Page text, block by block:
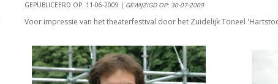
GEPUBLICEERD OP: 11-06-2009 | GEWIJZIGD OP: 30-07-2009
Voor impressie van het theaterfestival door het Zuidelijk Toneel